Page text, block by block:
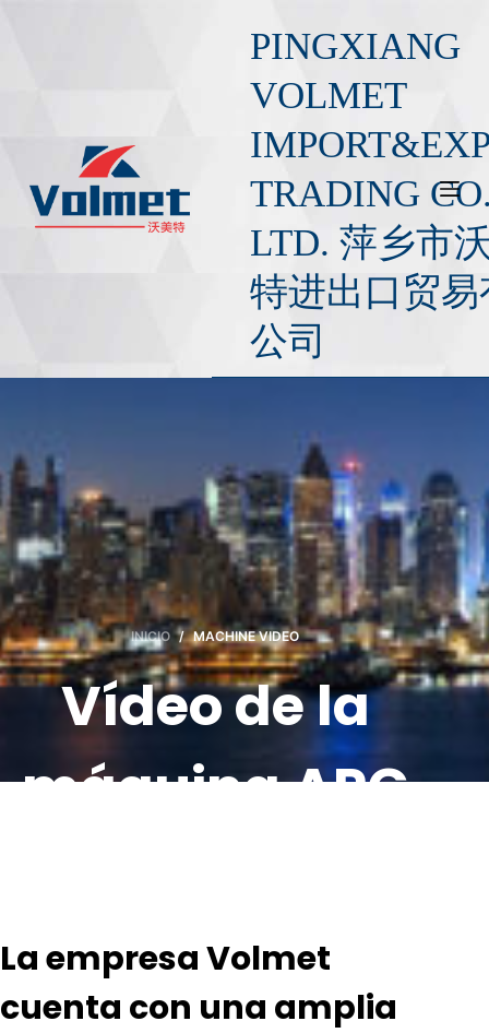
a
d
o
PINGXIANG
VOLMET
TRADING
LTD. 萍乡市
特进出口贸易
公司
INICIO / MACHINE VIDEO
Vídeo de la
máquina APG
La empresa Volmet
cuenta con una amplia